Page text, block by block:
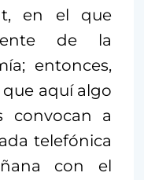
en el que
de la
entonces,
que aquí algo
convocan a
telefónica
con el